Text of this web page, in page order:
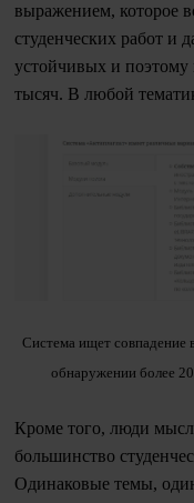
выражением, которое
студенческих работ и
устойчивых и
тысяч. В любой
Система ищет совпадение
обнаружении более
Кроме того, люди
большинство
Одинаковые темы,